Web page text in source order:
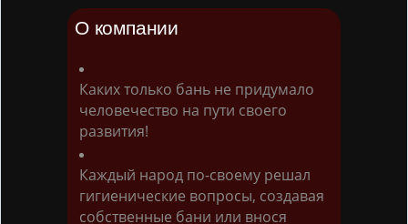
О компании
Каких только бань не придумало
человечество на пути своего
развития!
Каждый народ по-своему решал
гигиенические вопросы, создавая
собственные бани или внося